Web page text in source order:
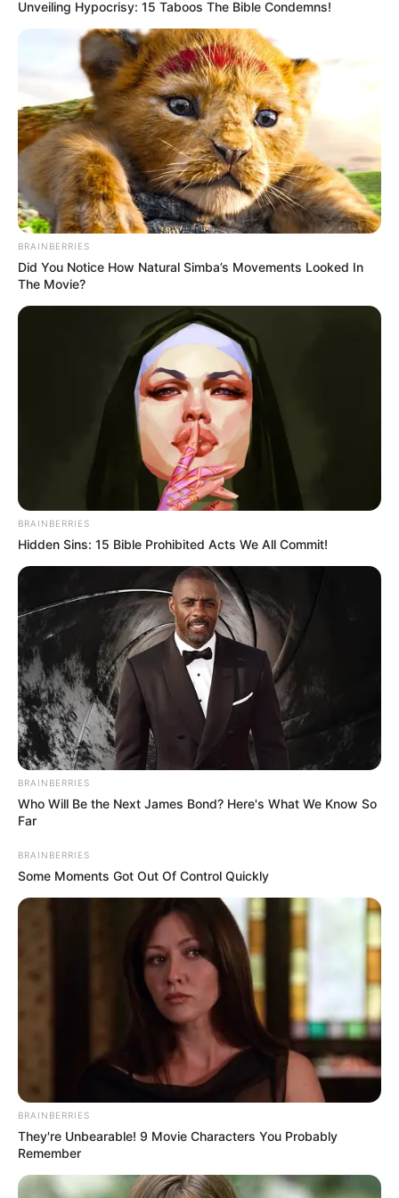
Veja também:
Como Fazer Biscuit – Guia Completo Para
Iniciantes
Como Fazer Bolo Fake com Biscuit
Materiais Necessários:
Passo a passo
Cabeça e rosto
Corpo
Modelando o short
Olhos, boca e orelha
Braços e pernas
Detalhes do rosto
Finalizando e montando o corpo
Materiais Necessários:
Massa para biscuit nas cores: preto, branco,
vermelho, amarelo e cor pele
Rolo para abrir massa
3 bolas de isopor (uma nº 70 e duas nº50)
Cortadores em forma de coração e círculo
Pincel modelador
Kit de estecas para modelagem e corte
Tinta branca PVA
Cola branca extra
Cola instantânea
Unveiling Hypocrisy: 15 Taboos The Bible Condemns!
BRAINBERRIES
Did You Notice How Natural Simba’s Movements Looked In
The Movie?
BRAINBERRIES
Hidden Sins: 15 Bible Prohibited Acts We All Commit!
BRAINBERRIES
Who Will Be the Next James Bond? Here's What We Know So
Far
BRAINBERRIES
Some Moments Got Out Of Control Quickly
BRAINBERRIES
They're Unbearable! 9 Movie Characters You Probably
Remember